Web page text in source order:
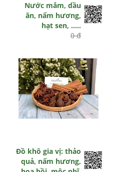
Nước mắm, dầu
ăn, nấm hương,
hạt sen, .....
0 đ
Đồ khô gia vị: thảo
quả, nấm hương,